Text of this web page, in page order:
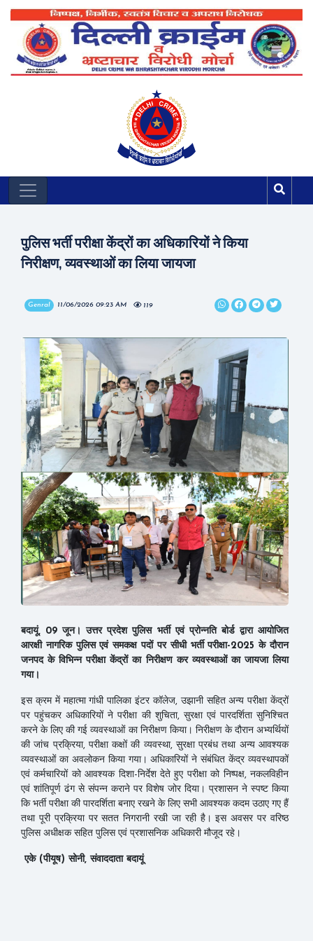
पुलिस भर्ती परीक्षा केंद्रों का अधिकारियों ने किया
निरीक्षण, व्यवस्थाओं का लिया जायजा
Genral 11/06/2026 09:23 AM 119
बदायूं, 09 जून। उत्तर प्रदेश पुलिस भर्ती एवं प्रोन्नति बोर्ड द्वारा आयोजित
आरक्षी नागरिक पुलिस एवं समकक्ष पदों पर सीधी भर्ती परीक्षा-2025 के दौरान
जनपद के विभिन्न परीक्षा केंद्रों का निरीक्षण कर व्यवस्थाओं का जायजा लिया
गया।
इस क्रम में महात्मा गांधी पालिका इंटर कॉलेज, उझानी सहित अन्य परीक्षा केंद्रों
पर पहुंचकर अधिकारियों ने परीक्षा की शुचिता, सुरक्षा एवं पारदर्शिता सुनिश्चित
करने के लिए की गई व्यवस्थाओं का निरीक्षण किया। निरीक्षण के दौरान अभ्यर्थियों
की जांच प्रक्रिया, परीक्षा कक्षों की व्यवस्था, सुरक्षा प्रबंध तथा अन्य आवश्यक
व्यवस्थाओं का अवलोकन किया गया। अधिकारियों ने संबंधित केंद्र व्यवस्थापकों
एवं कर्मचारियों को आवश्यक दिशा-निर्देश देते हुए परीक्षा को निष्पक्ष, नकलविहीन
एवं शांतिपूर्ण ढंग से संपन्न कराने पर विशेष जोर दिया। प्रशासन ने स्पष्ट किया
कि भर्ती परीक्षा की पारदर्शिता बनाए रखने के लिए सभी आवश्यक कदम उठाए गए हैं
तथा पूरी प्रक्रिया पर सतत निगरानी रखी जा रही है। इस अवसर पर वरिष्ठ
पुलिस अधीक्षक सहित पुलिस एवं प्रशासनिक अधिकारी मौजूद रहे।
एके (पीयूष) सोनी, संवाददाता बदायूं